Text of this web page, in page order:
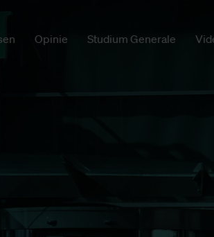
Opinie Studium Generale